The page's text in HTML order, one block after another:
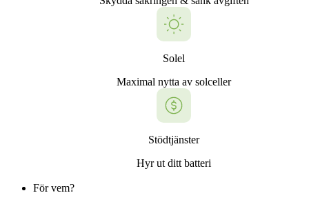
Solel
Maximal nytta av solceller
Stödtjänster
Hyr ut ditt batteri
För vem?